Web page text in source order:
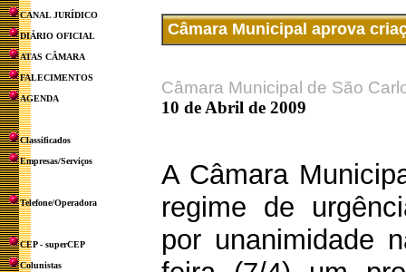
CANAL JURÍDICO
DIÁRIO OFICIAL
ATAS CÂMARA
FALECIMENTOS
AGENDA
Classificados
Empresas/Serviços
Telefone/Operadora
CEP - superCEP
Colunistas
Câmara Municipal aprova
Câmara Municipal de São
10 de Abril de 2009
A Câmara
regime de
por unanimidade